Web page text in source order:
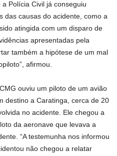
Polícia Civil já conseguiu
das causas do acidente, como a
atingida com um disparo de
apresentadas pela
também a hipótese de um mal
afirmou.
ouviu um piloto de um avião
destino a Caratinga, cerca de 20
no acidente. Ele chegou a
da aeronave que levava a
“A testemunha nos informou
não chegou a relatar